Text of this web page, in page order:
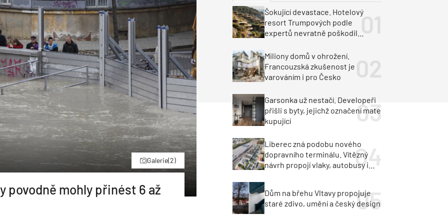
Historické stavby Průmyslové objekty
Poruchy střechyRekonstrukce střechy
Větrání a odvětráváníKomíny
Fasáda
Omítky
Inženýrské stavby
Doprava
Průmysl a logistika
Dopravní stavby
Galerie(2)
povodně mohly přinést 6 až
Šokující devastace. Hotelový
resort Trumpových podle
expertů nevratně poškodil
Miliony domů v ohrožení.
Francouzská zkušenost je
varováním i pro Česko
Garsonka už nestačí. Developeři
přišli s byty, jejichž označení mate
kupující
Liberec zná podobu nového
dopravního terminálu. Vítězný
návrh propojí vlaky, autobusy i
Dům na břehu Vltavy propojuje
staré zdivo, umění a český design